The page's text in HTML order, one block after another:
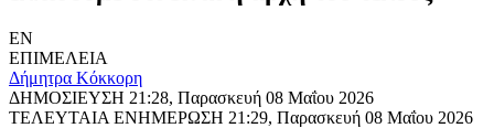
EN
ΕΠΙΜΕΛΕΙΑ
Δήμητρα Κόκκορη
ΔΗΜΟΣΙΕΥΣΗ 21:28, Παρασκευή 08 Μαΐου 2026
ΤΕΛΕΥΤΑΙΑ ΕΝΗΜΕΡΩΣΗ 21:29, Παρασκευή 08 Μαΐου 2026